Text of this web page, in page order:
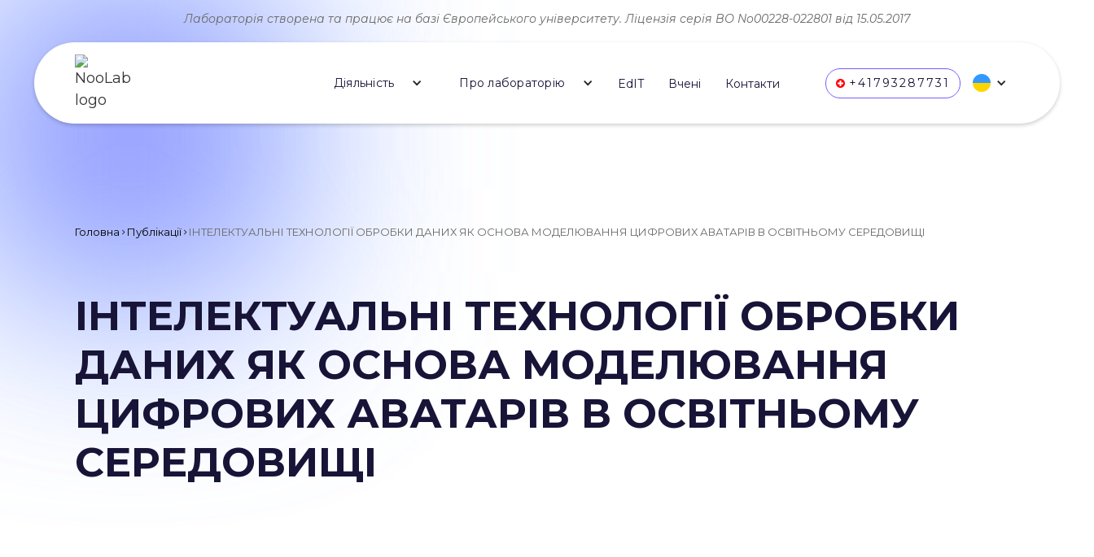
Лабораторія створена та працює на базі Європейського університету. Ліцензія серія ВО No00228-022801 від 15.05.2017
Діяльність Про лабораторію EdIT Вчені Контакти +41793287731
Головна Публікації ІНТЕЛЕКТУАЛЬНІ ТЕХНОЛОГІЇ ОБРОБКИ ДАНИХ ЯК ОСНОВА МОДЕЛЮВАННЯ ЦИФРОВИХ АВАТАРІВ В ОСВІТНЬОМУ СЕРЕДОВИЩІ
ІНТЕЛЕКТУАЛЬНІ ТЕХНОЛОГІЇ ОБРОБКИ
ДАНИХ ЯК ОСНОВА МОДЕЛЮВАННЯ
ЦИФРОВИХ АВАТАРІВ В ОСВІТНЬОМУ
СЕРЕДОВИЩІ